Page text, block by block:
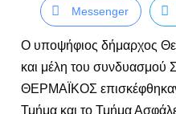
Messenger
Ο υποψήφιος δήμαρχος
και μέλη του
ΘΕΡΜΑΪΚΟΣ
Τμήμα και το Τμήμα